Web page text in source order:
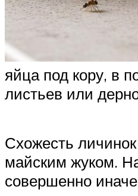
яйца под кору, в
листьев или
Схожесть
майским жуком.
совершенно